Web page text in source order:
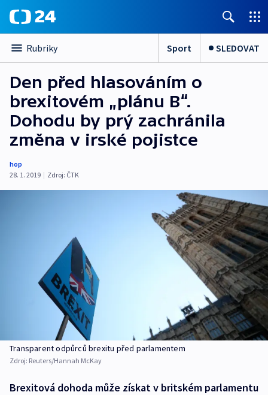
Rubriky Sport SLEDOVAT
Den před hlasováním o
brexitovém „plánu B“.
Dohodu by prý zachránila
změna v irské pojistce
hop
28. 1. 2019 | Zdroj: ČTK
Transparent odpůrců brexitu před parlamentem
Zdroj: Reuters/Hannah McKay
Brexitová dohoda může získat v britském parlamentu